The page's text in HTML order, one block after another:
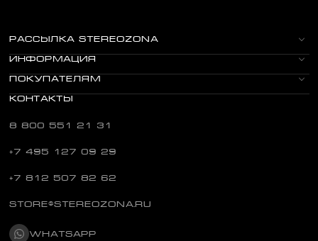
РАССЫЛКА STEREOZONA
ИНФОРМАЦИЯ
ПОКУПАТЕЛЯМ
КОНТАКТЫ
8 800 551 21 31
+7 495 127 09 29
+7 812 507 82 62
STORE@STEREOZONA.RU
WHATSAPP